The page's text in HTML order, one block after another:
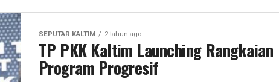
SEPUTAR KALTIM 2 tahun ago
TP PKK Kaltim Launching Rangkaian
Program Progresif